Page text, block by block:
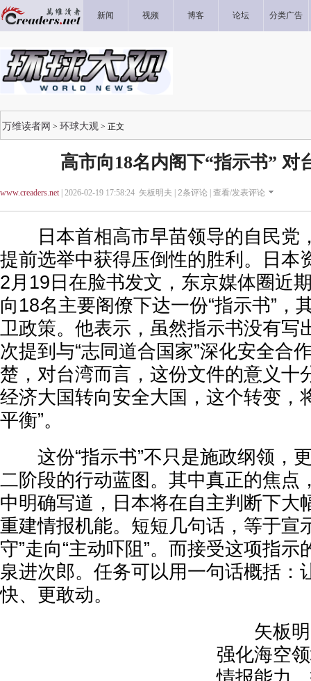
新闻 视频 博客 论坛 分类广告
万维读者网 > 环球大观 > 正文
高市向18名内阁下“指示书” 对
www.creaders.net| 2026-02-19 17:58:24 矢板明夫 | 2条评论 | 查看/发表评论
日本首相高市早苗领导的自民党
提前选举中获得压倒性的胜利。日本
2月19日在脸书发文，东京媒体圈近
向18名主要阁僚下达一份“指示书”，
卫政策。他表示，虽然指示书没有写
次提到与“志同道合国家”深化安全合
楚，对台湾而言，这份文件的意义十
经济大国转向安全大国，这个转变，
平衡”。
这份“指示书”不只是施政纲领，
二阶段的行动蓝图。其中真正的焦点
中明确写道，日本将在自主判断下大
重建情报机能。短短几句话，等于宣
守”走向“主动吓阻”。而接受这项指
泉进次郎。任务可以用一句话概括：
快、更敢动。
矢板明
强化海空